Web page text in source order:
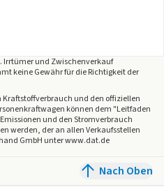
. Irrtümer und Zwischenverkauf
keine Gewähr für die Richtigkeit der
und den offiziellen
können dem "Leitfaden
und den Stromverbrauch
werden, der an allen Verkaufsstellen
GmbH unter www.dat.de
Nach Oben